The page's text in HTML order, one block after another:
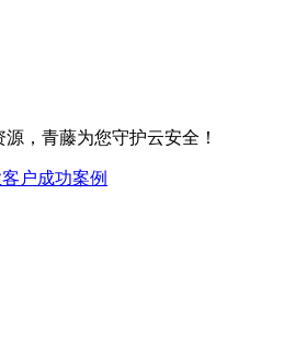
，青藤为您守护云安全！
户成功案例